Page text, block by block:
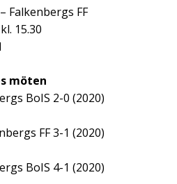
Falkenbergs FF
15.30
möten
BoIS 2-0 (2020)
FF 3-1 (2020)
BoIS 4-1 (2020)